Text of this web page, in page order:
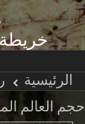
خريطة
الرئيسية
حجم العالم